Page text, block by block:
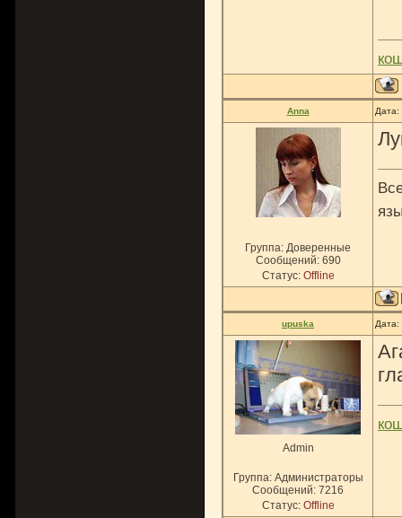
Anna
Группа: Доверенные
Сообщений: 690
Статус: Offline
upuska
Admin
Группа: Администраторы
Сообщений: 7216
Статус: Offline